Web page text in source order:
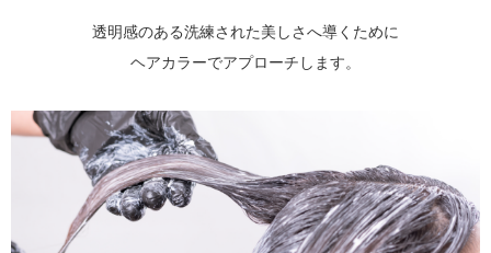
透明感のある洗練された美しさへ導くために
ヘアカラーでアプローチします。